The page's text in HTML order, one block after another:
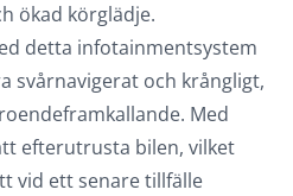
ökad körglädje.
detta infotainmentsystem
svårnavigerat och krångligt,
Med
efterutrusta bilen, vilket
vid ett senare tillfälle